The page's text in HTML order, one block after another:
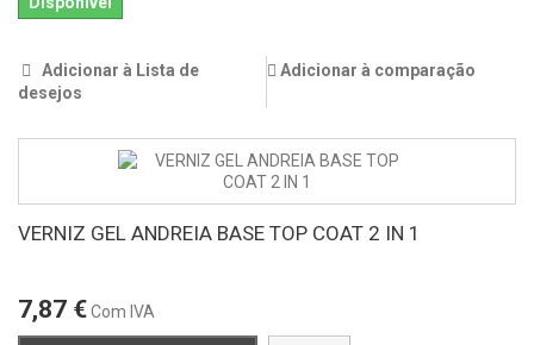
Adicionar à Lista de
desejos
Adicionar à comparação
VERNIZ GEL ANDREIA BASE TOP COAT 2 IN 1
7,87 €Com IVA